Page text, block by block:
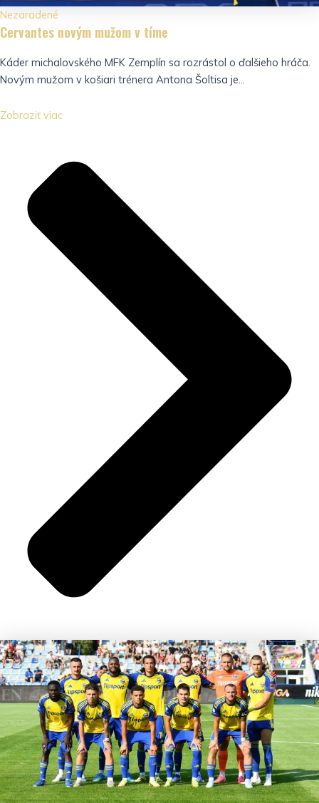
Nezaradené
Cervantes novým mužom v tíme
Káder michalovského MFK Zemplín sa rozrástol o ďalšieho hráča.
Novým mužom v košiari trénera Antona Šoltisa je...
Zobraziť viac